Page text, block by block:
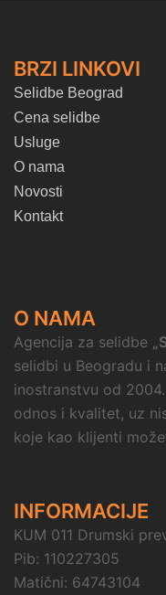
BRZI LINKOVI
Selidbe Beograd
Cena selidbe
Usluge
O nama
Novosti
Kontakt
O NAMA
Agencija za selidbe
selidbi u Beogradu i
inostranstvu od
odnos i kvalitet, uz
koje kao klijenti
INFORMACIJE
KUM 011 Drumski
Pib: 110227305
Matični: 64743104